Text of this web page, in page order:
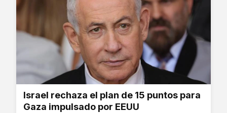
Israel rechaza el plan de 15 puntos para
Gaza impulsado por EEUU